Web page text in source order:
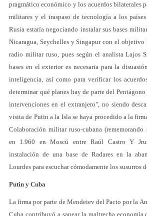
pragmático económico y los acuerdos bilaterales
militares y el traspaso de tecnología a los países
Rusia estaría negociando instalar sus bases
Nicaragua, Seychelles y Singapur con el
radio militar ruso, pues según el analista Lajos
bases en el exterior es necesaria para la
inteligencia, así como para verificar los
determinar qué planes hay de parte del Pentágono
intervenciones en el extranjero", no siendo
visita de Putin a la Isla se haya procedido a la
Colaboración militar ruso-cubana (rememorando
en 1.960 en Moscú entre Raúl Castro Y
instalación de una base de Radares en la
Lourdes para escuchar cómodamente los susurros
Putin y Cuba
La firma por parte de Mendeiev del Pacto por la
Cuba contribuyó a sanear la maltrecha economía